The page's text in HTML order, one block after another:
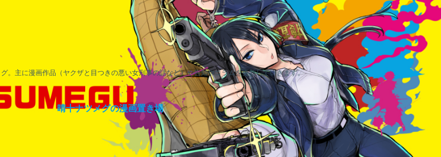
。主に漫画作品（ヤクザと目つきの悪い女刑事の話など）や告知やコラムを更新していきます。
晴十ナツメグの漫画置き場